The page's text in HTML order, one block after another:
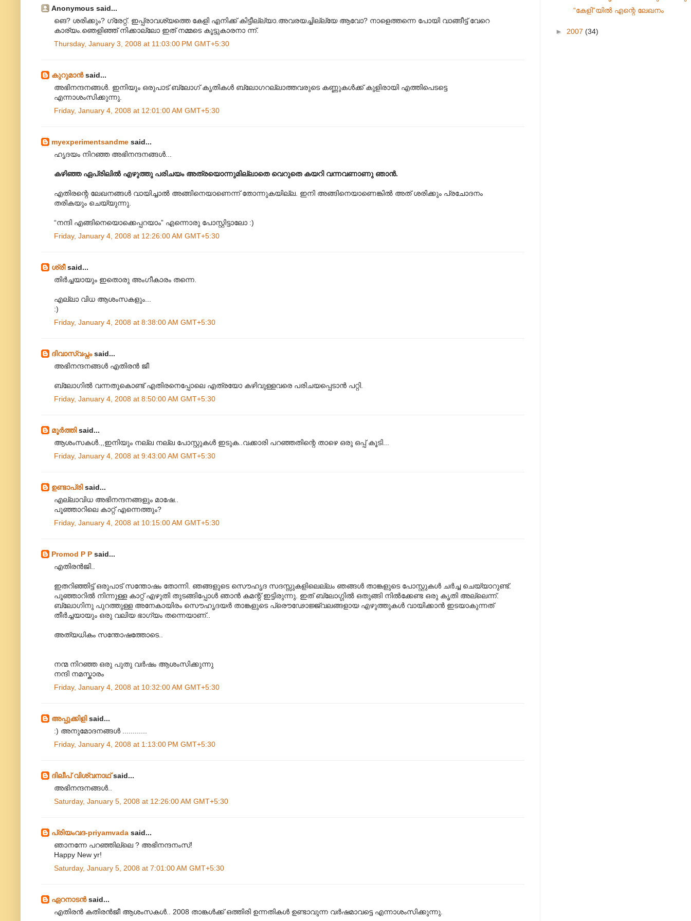
Anonymous said...
ങെ? ശരിക്കും? ഗ്രേറ്റ്. ഇപ്പ്രാവശ്യത്തെ കേളി എനിക്ക് കിട്ടീല്ല്യാ.അവരയച്ചില്ല്യേ ആവോ? നാളെത്തന്നെ പോയി വാങ്ങീട്ട് വേറെ
കാര്യം.ഞെളിഞ്ഞ് നിക്കാല്ലോ ഇത് നമ്മടെ കൂട്ടുകാരനാ ന്ന്.
Thursday, January 3, 2008 at 11:03:00 PM GMT+5:30
കുറുമാന്‍said...
അഭിനന്ദനങ്ങള്‍. ഇനിയും ഒരുപാട് ബ്ലോഗ് കൃതികള്‍ ബ്ലോഗറല്ലാത്തവരുടെ കണ്ണുകള്‍ക്ക് കുളിരായി എത്തിപെടട്ടെ
എന്നാശംസിക്കുന്നു.
Friday, January 4, 2008 at 12:01:00 AM GMT+5:30
myexperimentsandme said...
ഹൃദയം നിറഞ്ഞ അഭിനന്ദനങ്ങള്‍...
കഴിഞ്ഞ ഏപ്രിലില്‍ എഴുത്തു പരിചയം അത്രയൊന്നുമില്ലാതെ വെറുതെ കയറി വന്നവണാണു ഞാന്‍.
എതിരന്റെ ലേഖനങ്ങള്‍ വായിച്ചാല്‍ അങ്ങിനെയാണെന്ന് തോന്നുകയില്ല. ഇനി അങ്ങിനെയാണെങ്കില്‍ അത് ശരിക്കും പ്രചോദനം
തരികയും ചെയ്യുന്നു.
“നന്ദി എങ്ങിനെയൊക്കെപ്പറയാം” എന്നൊരു പോസ്റ്റിട്ടാലോ :)
Friday, January 4, 2008 at 12:26:00 AM GMT+5:30
ശ്രീsaid...
തിര്‍‌ച്ചയായും ഇതൊരു അംഗീകാരം തന്നെ.
എല്ലാ വിധ ആശംസകളും...
:)
Friday, January 4, 2008 at 8:38:00 AM GMT+5:30
ദിവാസ്വപ്നംsaid...
അഭിനന്ദനങ്ങള്‍ എതിരന്‍ ജീ
ബ്ലോഗില്‍ വന്നതുകൊണ്ട് എതിരനെപ്പോലെ എത്രയോ കഴിവുള്ളവരെ പരിചയപ്പെടാന്‍ പറ്റി.
Friday, January 4, 2008 at 8:50:00 AM GMT+5:30
മൂര്‍ത്തിsaid...
ആശംസകള്‍.,,ഇനിയും നല്ല നല്ല പോസ്റ്റുകള്‍ ഇടുക..വക്കാരി പറഞ്ഞതിന്റെ താഴെ ഒരു ഒപ്പ് കൂടി...
Friday, January 4, 2008 at 9:43:00 AM GMT+5:30
ഉണ്ടാപ്രിsaid...
എല്ലാവിധ അഭിനന്ദനങ്ങളും മാഷേ..
പൂഞ്ഞാറിലെ കാറ്റ് എന്നെത്തും?
Friday, January 4, 2008 at 10:15:00 AM GMT+5:30
Promod P P said...
എതിരന്‍‌ജി..
ഇതറിഞ്ഞിട്ട് ഒരുപാട് സന്തോഷം തോന്നി. ഞങ്ങളുടെ സൌഹൃദ സദസ്സുകളിലെല്ലം ഞങ്ങള്‍ താങ്കളുടെ പോസ്റ്റുകള്‍ ചര്‍ച്ച ചെയ്യാറുണ്ട്.
പൂഞ്ഞാറില്‍ നിന്നുള്ള കാറ്റ് എഴുതി തുടങ്ങിപ്പോള്‍ ഞാന്‍ കമന്റ് ഇട്ടിരുന്നു. ഇത് ബ്ലോഗ്ഗില്‍ ഒതുങ്ങി നില്‍ക്കേണ്ട ഒരു കൃതി അല്ലെന്ന്.
ബ്ലോഗിനു പുറത്തുള്ള അനേകായിരം സൌഹൃദയര്‍ താങ്കളുടെ പ്രൌഢോജ്ജ്വലങ്ങളായ എഴുത്തുകള്‍ വായിക്കാന്‍ ഇടയാകുന്നത്
തീര്‍ച്ചയായും ഒരു വലിയ ഭാഗ്യം തന്നെയാണ്..
അത്യധികം സന്തോഷത്തോടെ..
നന്മ നിറഞ്ഞ ഒരു പുതു വര്‍ഷം ആശംസിക്കുന്നു
നന്ദി നമസ്കാരം
Friday, January 4, 2008 at 10:32:00 AM GMT+5:30
അപ്പുക്കിളിsaid...
:) അനുമോദനങ്ങള്‍ ............
Friday, January 4, 2008 at 1:13:00 PM GMT+5:30
ദിലീപ് വിശ്വനാഥ്said...
അഭിനന്ദനങ്ങള്‍..
Saturday, January 5, 2008 at 12:26:00 AM GMT+5:30
പ്രിയംവദ-priyamvada said...
ഞാനന്നേ പറഞ്ഞില്ലെ ? അഭിനന്ദനംസ്‌!
Happy New yr!
Saturday, January 5, 2008 at 7:01:00 AM GMT+5:30
ഏറനാടന്‍said...
എതിരന്‍ കതിരന്‍‌ജീ ആശംസകള്‍.. 2008 താങ്കള്‍‌ക്ക് ഒത്തിരി ഉന്നതികള്‍ ഉണ്ടാവുന്ന വര്‍‌ഷമാവട്ടെ എന്നാശംസിക്കുന്നു.
“കേളി”യില്‍ എന്റെ ലേഖനം
► 2007 (34)